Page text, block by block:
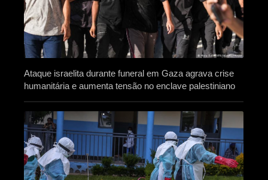
Ataque israelita durante funeral em Gaza agrava crise
humanitária e aumenta tensão no enclave palestiniano